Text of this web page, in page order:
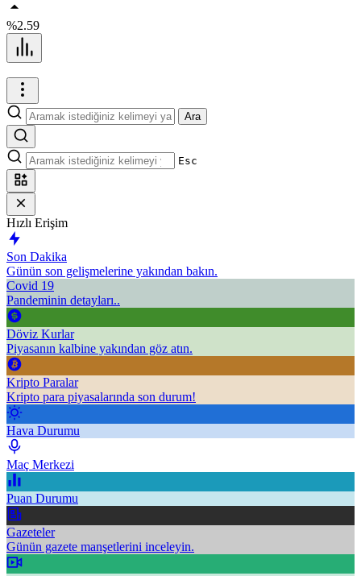
%2.59
Ara
Esc
Hızlı Erişim
Son Dakika
Günün son gelişmelerine yakından bakın.
Covid 19
Pandeminin detayları..
Döviz Kurlar
Piyasanın kalbine yakından göz atın.
Kripto Paralar
Kripto para piyasalarında son durum!
Hava Durumu
Maç Merkezi
Puan Durumu
Gazeteler
Günün gazete manşetlerini inceleyin.